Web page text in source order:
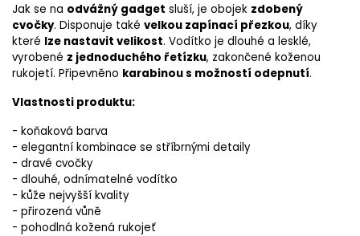
Jak se na odvážný gadget sluší, je obojek zdobený
cvočky. Disponuje také velkou zapínací přezkou, díky
které lze nastavit velikost. Vodítko je dlouhé a lesklé,
vyrobené z jednoduchého řetízku, zakončené koženou
rukojetí. Připevněno karabinou s možností odepnutí.
Vlastnosti produktu:
- koňaková barva
- elegantní kombinace se stříbrnými detaily
- dravé cvočky
- dlouhé, odnímatelné vodítko
- kůže nejvyšší kvality
- přirozená vůně
- pohodlná kožená rukojeť